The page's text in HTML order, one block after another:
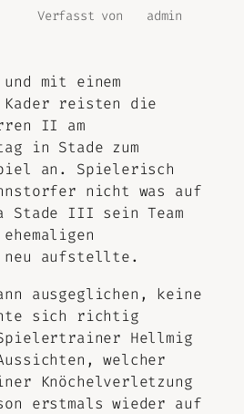
Verfasst von admin
mit einem
Kader reisten die
II am
in Stade zum
an. Spielerisch
nicht was auf
Stade III sein Team
neu aufstellte.
ausgeglichen, keine
sich richtig
Hellmig
welcher
Knöchelverletzung
erstmals wieder auf